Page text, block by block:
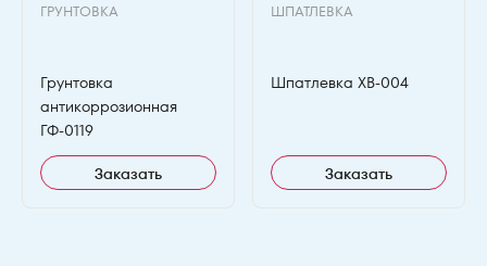
ГРУНТОВКА
Грунтовка
антикоррозионная
ГФ-0119
Заказать
ШПАТЛЕВКА
Шпатлевка ХВ-004
Заказать